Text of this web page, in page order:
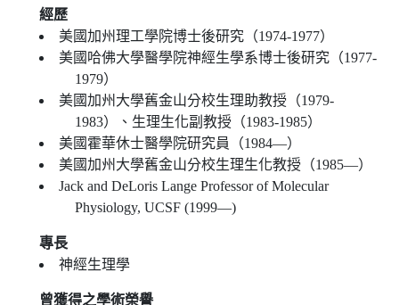
經歷
美國加州理工學院博士後研究（1974-1977）
美國哈佛大學醫學院神經生學系博士後研究（1977-
1979）
美國加州大學舊金山分校生理助教授（1979-
1983）、生理生化副教授（1983-1985）
美國霍華休士醫學院研究員（1984—）
美國加州大學舊金山分校生理生化教授（1985—）
Jack and DeLoris Lange Professor of Molecular
Physiology, UCSF (1999—)
專長
神經生理學
曾獲得之學術榮譽